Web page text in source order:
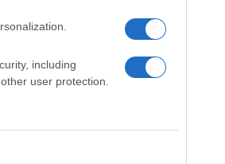
including
user protection.